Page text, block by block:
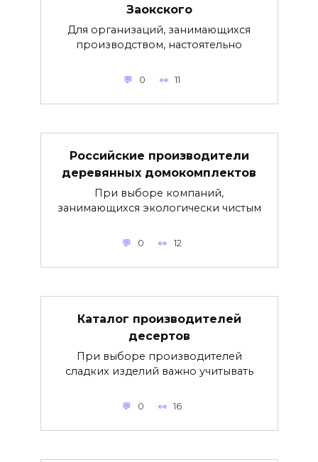
Заокского
Для организаций, занимающихся
производством, настоятельно
0 11
Российские производители
деревянных домокомплектов
При выборе компаний,
занимающихся экологически чистым
0 12
Каталог производителей
десертов
При выборе производителей
сладких изделий важно учитывать
0 16